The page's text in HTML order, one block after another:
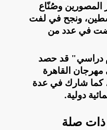
المصورين وصُنّاع
ونجح في لفت
في عدد من
دراسي" قد حصد
القاهرة
الدولي 2024، كما شارك في عدة
دولية.
صلة